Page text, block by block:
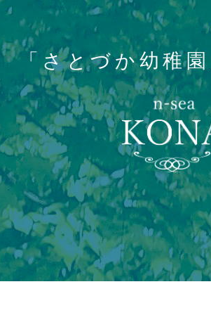
「さとづか幼稚